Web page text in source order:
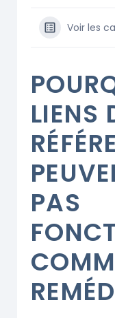
Voir les
LIENS
PAS